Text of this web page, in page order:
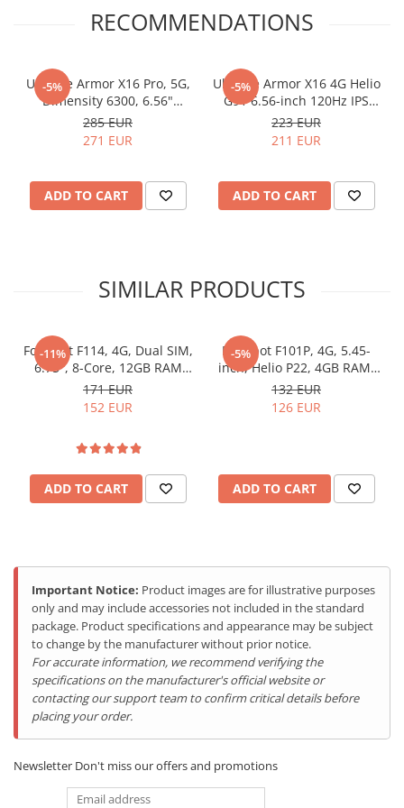
Ready - Grip Sigur și Texturi
Tactile
vitalitate puternică, post-apocaliptică direct în mâinile tale.
oferă o prindere sigură și subliniază un caracter dur, fără
compromisuri. Inspirat din peisajul desolat, designul ergonomic
robust pentru cele mai dure provocări.
RECOMMENDATIONS
-5%
Ulefone Armor X16 Pro, 5G,
Dimensity 6300, 6.56"
120Hz, 8GB RAM, 256GB,
10360mAh, NFC, Android
285 EUR
271 EUR
ADD TO CART
-5%
Ulefone Armor X16 4G Helio
G91 6.56-inch 120Hz IPS
6GB RAM/128GB NFC
10360mAh IP68/IP69K
223 EUR
211 EUR
ADD TO CART
SIMILAR PRODUCTS
-11%
Fossibot F114, 4G, Dual SIM,
6.75", 8-Core, 12GB RAM
(4GB + 8GB), 128GB, NFC,
RGB, Android 15
171 EUR
152 EUR
ADD TO CART
-5%
Fossibot F101P, 4G, 5.45-
inch, Helio P22, 4GB RAM,
64GB, 10600mAh, Android
13, Red
132 EUR
126 EUR
ADD TO CART
Important Notice: Product images are for illustrative purposes
only and may include accessories not included in the standard
package. Product specifications and appearance may be subject
to change by the manufacturer without prior notice.
For accurate information, we recommend verifying the
specifications on the manufacturer's official website or
contacting our support team to confirm critical details before
placing your order.
Newsletter Don't miss our offers and promotions